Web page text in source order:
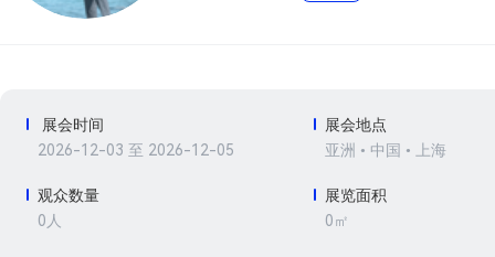
展会时间
2026-12-03 至 2026-12-05
展会地点
亚洲 • 中国 • 上海
观众数量
0人
展览面积
0㎡